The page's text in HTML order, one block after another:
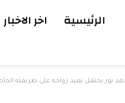
الرئيسية اخر الاخبار
نور يحتفل بعيد زواجه على طريقته